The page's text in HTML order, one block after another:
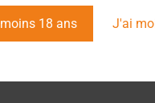
18 ans J'ai